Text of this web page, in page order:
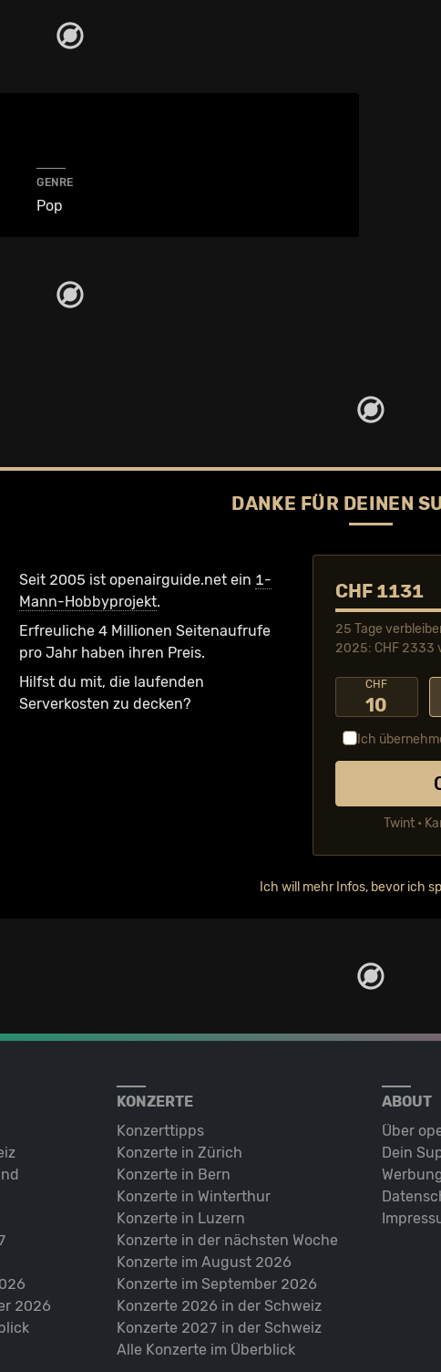
GENRE
Pop
DANKE FÜR DEINEN
Seit 2005 ist openairguide.net ein 1-
Mann-Hobbyprojekt.
Erfreuliche 4 Millionen Seiten­aufrufe
pro Jahr haben ihren Preis.
Hilfst du mit, die laufenden
Serverkosten zu decken?
CHF 1131
25 Tage
2025: CHF 2333
CHF
10
Ich
Twint •
Ich will mehr Infos, bevor ich
2026
KONZERTE
Konzerttipps
Konzerte in Zürich
Konzerte in Bern
Konzerte in Winterthur
Konzerte in Luzern
Konzerte in der nächsten Woche
Konzerte im August 2026
Konzerte im September 2026
Konzerte 2026 in der Schweiz
Konzerte 2027 in der Schweiz
Alle Konzerte im Überblick
ABOUT
Über
Dein